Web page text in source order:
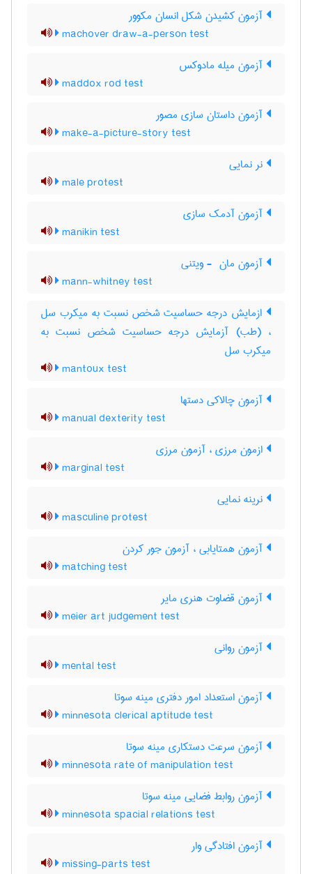
آزمون کشیدن شکل انسان مکوور
machover draw-a-person test
آزمون میله مادوکس
maddox rod test
آزمون داستان سازی مصور
make-a-picture-story test
نر نمایی
male protest
آزمون آدمک سازی
manikin test
آزمون مان ‎ - ویتنی
mann-whitney test
ازمایش درجه حساسیت شخص نسبت به میکرب سل
، (طب) آزمایش درجه حساسیت شخص نسبت به
میکرب سل
mantoux test
آزمون چالاکی دستها
manual dexterity test
ازمون مرزی ، آزمون مرزی
marginal test
نرینه نمایی
masculine protest
آزمون همتایابی ، آزمون جور کردن
matching test
آزمون قضاوت هنری مایر
meier art judgement test
آزمون روانی
mental test
آزمون استعداد امور دفتری مینه سوتا
minnesota clerical aptitude test
آزمون سرعت دستکاری مینه سوتا
minnesota rate of manipulation test
آزمون روابط فضایی مینه سوتا
minnesota spacial relations test
آزمون افتادگی وار
missing-parts test